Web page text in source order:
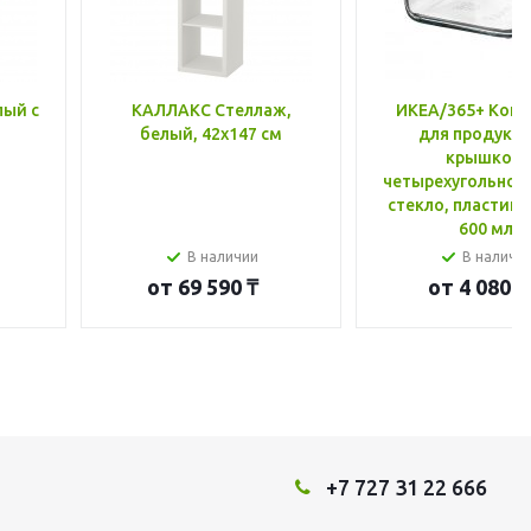
с
КАЛЛАКС Стеллаж,
белый, 42x147 см
В наличии
от 69 590 ₸
ИКЕА/365+
для
крышкой,
стекло, пластик
600 мл
В
от 4 080 ₸
+7 727 31 22 666